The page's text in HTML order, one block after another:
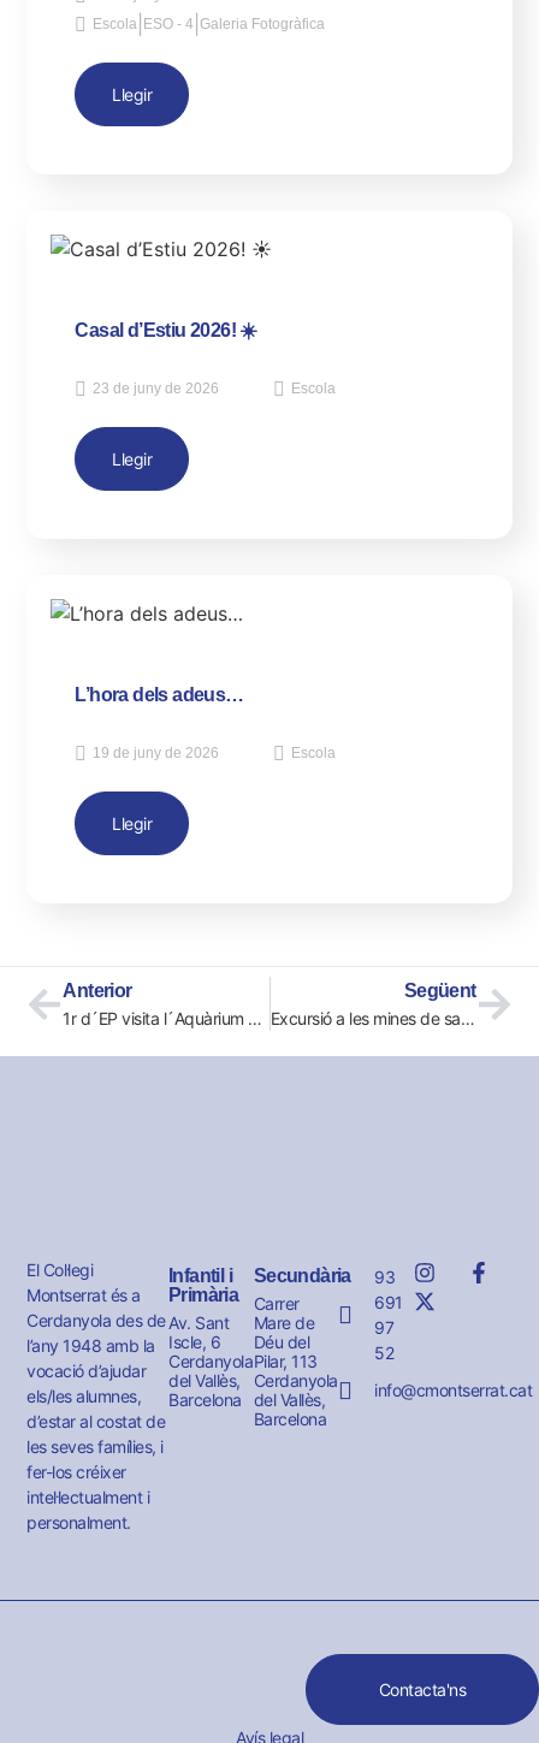
Escola ESO - 4 |Galeria Fotogràfica
Llegir
Casal d’Estiu 2026! ☀️
23 de juny de 2026 Escola
Llegir
L’hora dels adeus…
19 de juny de 2026 Escola
Llegir
Anterior
1r d´EP visita l´Aquàrium de Barcelona
Següent
Excursió a les mines de sal de Cardona.
El Col·legi
Montserrat és a
Cerdanyola des de
l’any 1948 amb la
vocació d’ajudar
els/les alumnes,
d’estar al costat de
les seves famílies, i
fer-los créixer
intel·lectualment i
personalment.
Infantil i
Primària
Av. Sant
Iscle, 6
Cerdanyola
del Vallès,
Barcelona
Secundària
Carrer
Mare de
Déu del
Pilar, 113
Cerdanyola
del Vallès,
Barcelona
93
691
97
52
info@cmontserrat.cat
Contacta'ns
Avís legal